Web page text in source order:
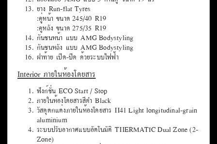
ไฟท้าย LEDกระจกมองข้าง ปรับและพับด้วยไฟฟ้า
กระจกมองข้างด้านคนขับ ปรับลดแสงอัตโนมัติ
กระจกมองหลัง ปรับลดแสงอัตโนมัติ
กุญแจรีโมทคอนโทรล
ระบบกุญแจ KEYLESS-GO
กระจังหน้าแบบ Diamond Radiator Grille
ปลายท่อไอเสียเสริมโครเมียมคู่
ล้ออัลลอย AMG แบบ 5 ก้านคู่ ขนาด 19 นิ้ว
ยาง Run-flat Tyres
:คู่หน้า ขนาด 245/40 R19
:คู่หลัง ขนาด 275/35 R19
กันชนหน้า แบบ AMG Bodystyling
กันชนหลัง แบบ AMG Bodystyling
ฝาท้าย เปิด-ปิด ด้วยระบบไฟฟ้า